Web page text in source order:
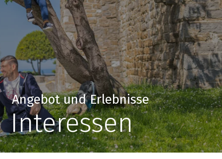
Angebot und Erlebnisse
Interessen